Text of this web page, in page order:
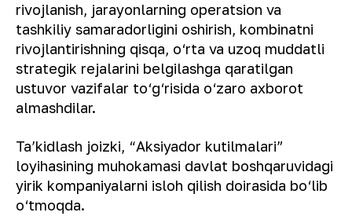
rivojlanish, jarayonlarning operatsion va
tashkiliy samaradorligini oshirish, kombinatni
rivojlantirishning qisqa, o‘rta va uzoq muddatli
strategik rejalarini belgilashga qaratilgan
ustuvor vazifalar to‘g‘risida o‘zaro axborot
almashdilar.
Taʼkidlash joizki, “Aksiyador kutilmalari”
loyihasining muhokamasi davlat boshqaruvidagi
yirik kompaniyalarni isloh qilish doirasida bo‘lib
o‘tmoqda.